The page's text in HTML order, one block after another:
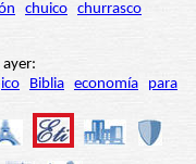
chuico churrasco
ayer:
ico Biblia economía para